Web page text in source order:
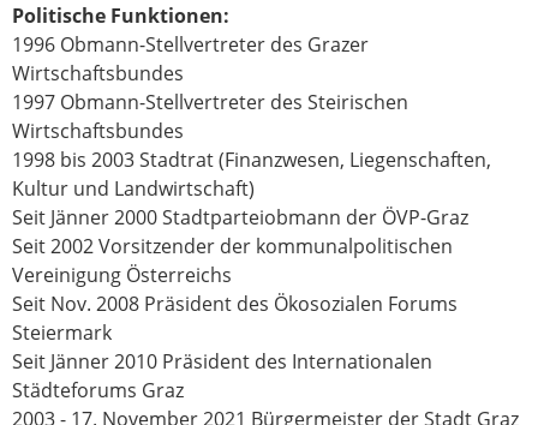
Politische Funktionen:
1996 Obmann-Stellvertreter des Grazer
Wirtschaftsbundes
1997 Obmann-Stellvertreter des Steirischen
Wirtschaftsbundes
1998 bis 2003 Stadtrat (Finanzwesen, Liegenschaften,
Kultur und Landwirtschaft)
Seit Jänner 2000 Stadtparteiobmann der ÖVP-Graz
Seit 2002 Vorsitzender der kommunalpolitischen
Vereinigung Österreichs
Seit Nov. 2008 Präsident des Ökosozialen Forums
Steiermark
Seit Jänner 2010 Präsident des Internationalen
Städteforums Graz
2003 - 17. November 2021 Bürgermeister der Stadt Graz